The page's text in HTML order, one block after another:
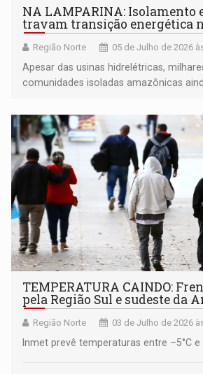
NA LAMPARINA: Isolamento
travam transição energética
Região Norte 05 de Julho de 2026
Apesar das usinas hidrelétricas,
comunidades isoladas amazônicas
TEMPERATURA CAINDO:
pela Região Sul e sudeste da
Região Norte 03 de Julho de 2026
Inmet prevê temperaturas entre –5°C e